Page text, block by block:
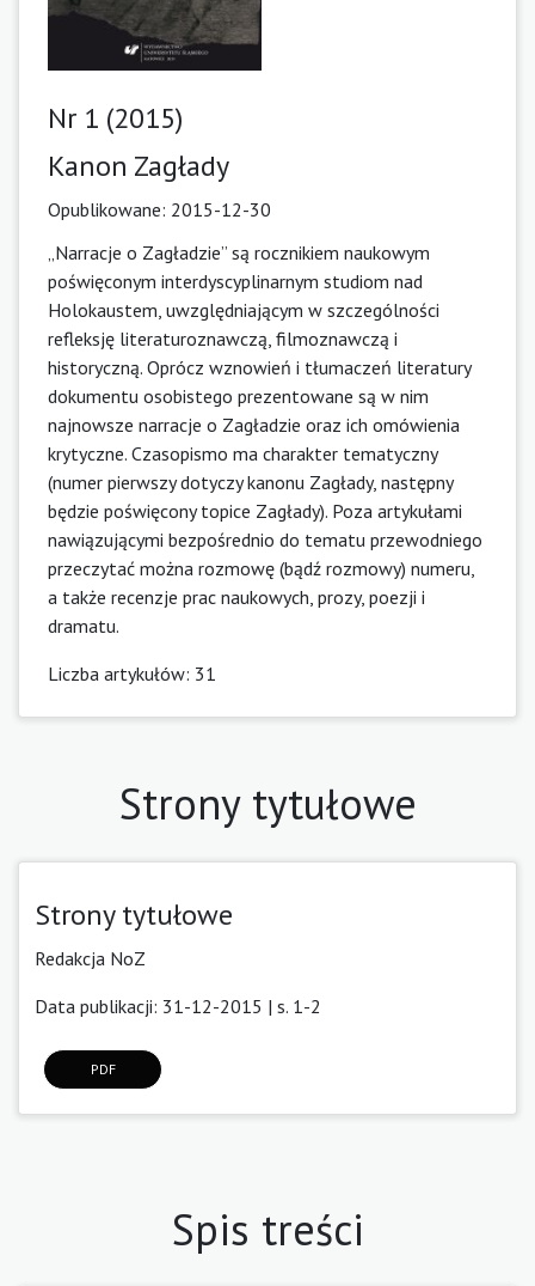
Nr 1 (2015)
Kanon Zagłady
Opublikowane: 2015-12-30
„Narracje o Zagładzie” są rocznikiem naukowym
poświęconym interdyscyplinarnym studiom nad
Holokaustem, uwzględniającym w szczególności
refleksję literaturoznawczą, filmoznawczą i
historyczną. Oprócz wznowień i tłumaczeń literatury
dokumentu osobistego prezentowane są w nim
najnowsze narracje o Zagładzie oraz ich omówienia
krytyczne. Czasopismo ma charakter tematyczny
(numer pierwszy dotyczy kanonu Zagłady, następny
będzie poświęcony topice Zagłady). Poza artykułami
nawiązującymi bezpośrednio do tematu przewodniego
przeczytać można rozmowę (bądź rozmowy) numeru,
a także recenzje prac naukowych, prozy, poezji i
dramatu.
Liczba artykułów: 31
Strony tytułowe
Strony tytułowe
Redakcja NoZ
Data publikacji: 31-12-2015 | s. 1-2
PDF
Spis treści